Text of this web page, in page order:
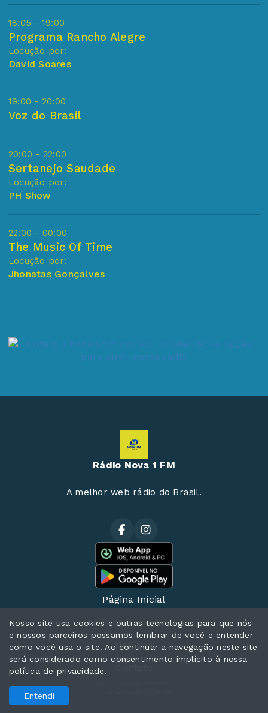
18:05 - 19:00
Programa Rancho Alegre
Locução por:
David Soares
19:00 - 20:00
Voz do Brasil
20:00 - 22:00
Sertanejo Saudade
Locução por:
PH Show
22:00 - 00:00
The Music Of Time
Locução por:
Jhonatas Gonçalves
Rádio Nova 1 FM
A melhor web rádio do Brasil.
Página Inicial
Programação
Notícias
Nosso site usa cookies e outras tecnologias para que nós
e nossos parceiros possamos lembrar de você e entender
como você usa o site. Ao continuar a navegação neste site
será considerado como consentimento implícito à nossa
política de privacidade.
Entendi